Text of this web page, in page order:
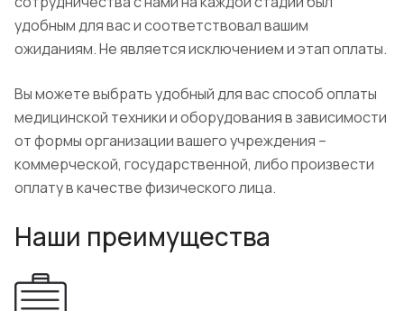
удобным для вас и соответствовал вашим
ожиданиям. Не является исключением и этап оплаты.
Вы можете выбрать удобный для вас способ оплаты
медицинской техники и оборудования в зависимости
от формы организации вашего учреждения –
коммерческой, государственной, либо произвести
оплату в качестве физического лица.
Наши преимущества